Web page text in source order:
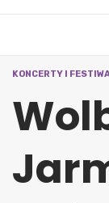
KONCERTY I